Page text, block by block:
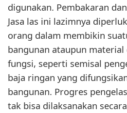
digunakan. Pembakaran
Jasa las ini lazimnya
orang dalam membikin
bangunan ataupun material
fungsi, seperti semisal
baja ringan yang
bangunan. Progres
tak bisa dilaksanakan